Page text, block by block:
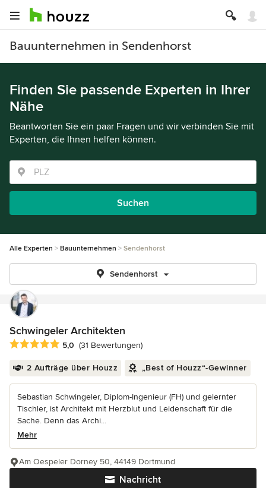
Bauunternehmen in Sendenhorst
Finden Sie passende Experten in Ihrer
Nähe
Beantworten Sie ein paar Fragen und wir verbinden Sie mit
Experten, die Ihnen helfen können.
Suchen
Alle Experten Bauunternehmen Sendenhorst
Sendenhorst
Schwingeler Architekten
Durchschnittliche Bewertung: 5 von 5 Sternen
5,0 (31 Bewertungen)
2 Aufträge über Houzz „Best of Houzz“-Gewinner
Sebastian Schwingeler, Diplom-Ingenieur (FH) und gelernter
Tischler, ist Architekt mit Herzblut und Leidenschaft für die
Sache. Denn das Archi...
Mehr
Nachricht
Am Oespeler Dorney 50, 44149 Dortmund